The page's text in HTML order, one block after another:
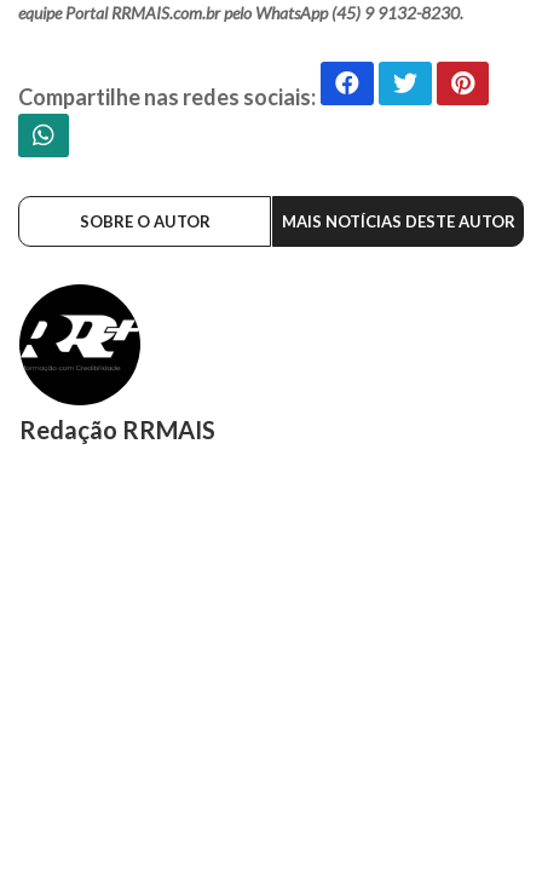
equipe Portal RRMAIS.com.br pelo WhatsApp (45) 9 9132-8230.
Compartilhe nas redes sociais:
SOBRE O AUTOR MAIS NOTÍCIAS DESTE AUTOR
Redação RRMAIS